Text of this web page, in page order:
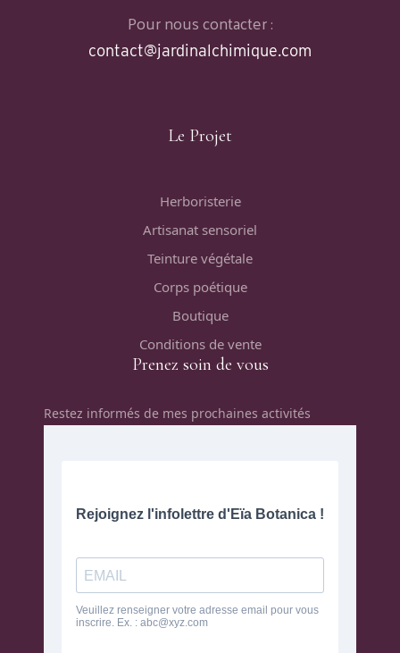
Pour nous contacter :
contact@jardinalchimique.com
Le Projet
Herboristerie
Artisanat sensoriel
Teinture végétale
Corps poétique
Boutique
Conditions de vente
Prenez soin de vous
Restez informés de mes prochaines activités